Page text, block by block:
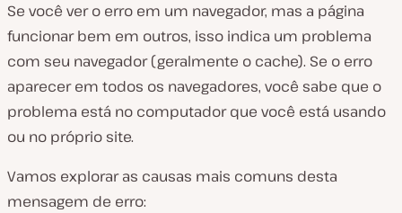
Se você ver o erro em um navegador, mas a página
funcionar bem em outros, isso indica um problema
com seu navegador (geralmente o cache). Se o erro
aparecer em todos os navegadores, você sabe que o
problema está no computador que você está usando
ou no próprio site.
Vamos explorar as causas mais comuns desta
mensagem de erro: